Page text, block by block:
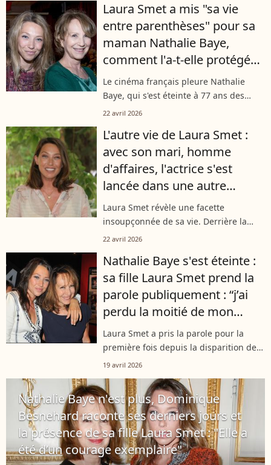
déchirante, la disparition de...
Laura Smet a mis "sa vie
entre parenthèses" pour sa
maman Nathalie Baye,
comment l'a-t-elle protégée
jusqu'à la fin ?
Le cinéma français pleure Nathalie
Baye, qui s'est éteinte à 77 ans des
suites de la maladie à corps de Lewy.
que sa fille Laura Smet a fait le choix...
22 avril 2026
L'autre vie de Laura Smet :
avec son mari, homme
d'affaires, l'actrice s'est
lancée dans une autre
carrière à succès
Laura Smet révèle une facette
insoupçonnée de sa vie. Derrière la
scène, elle a emprunté un nouveau
côtés de son époux.
22 avril 2026
Nathalie Baye s'est éteinte :
sa fille Laura Smet prend la
parole publiquement : “j’ai
perdu la moitié de mon
cœur"
Laura Smet a pris la parole pour la
première fois depuis la disparition de
sa mère, Nathalie Baye, décédée à 77
Lewy. Dans un message bouleversant...
19 avril 2026
Nathalie Baye n'est plus, Dominique
Besnehard raconte ses derniers jours et
la présence de sa fille Laura Smet : "Elle a
été d’un courage exemplaire"